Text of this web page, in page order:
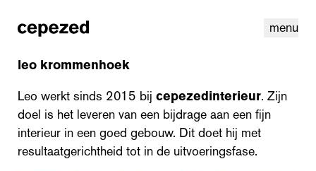
menu
leo krommenhoek
Leo werkt sinds 2015 bij cepezedinterieur. Zijn
doel is het leveren van een bijdrage aan een fijn
interieur in een goed gebouw. Dit doet hij met
resultaatgerichtheid tot in de uitvoeringsfase.